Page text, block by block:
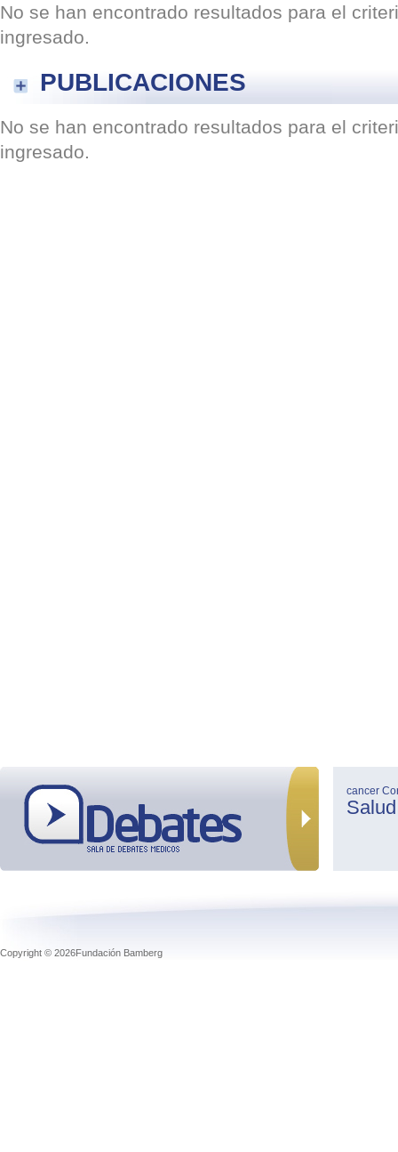
No se han encontrado resultados para el
ingresado.
PUBLICACIONES
No se han encontrado resultados para el
ingresado.
cancer
Salud
Copyright © 2026Fundación Bamberg